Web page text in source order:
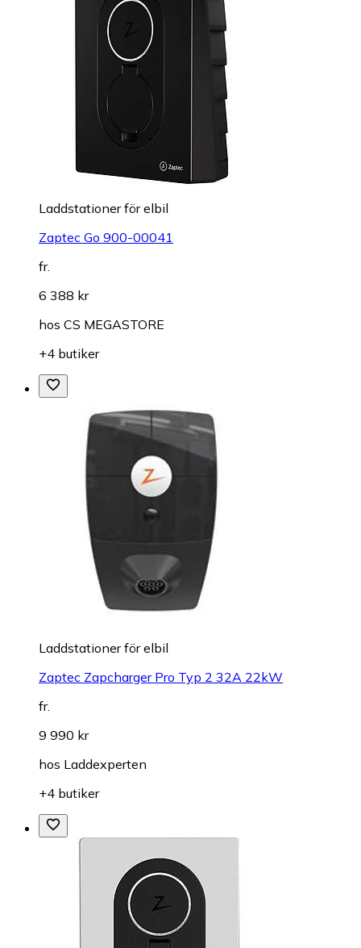
Laddstationer för elbil
Zaptec Go 900-00041
fr.
6 388 kr
hos CS MEGASTORE
+4 butiker
Laddstationer för elbil
Zaptec Zapcharger Pro Typ 2 32A 22kW
fr.
9 990 kr
hos Laddexperten
+4 butiker